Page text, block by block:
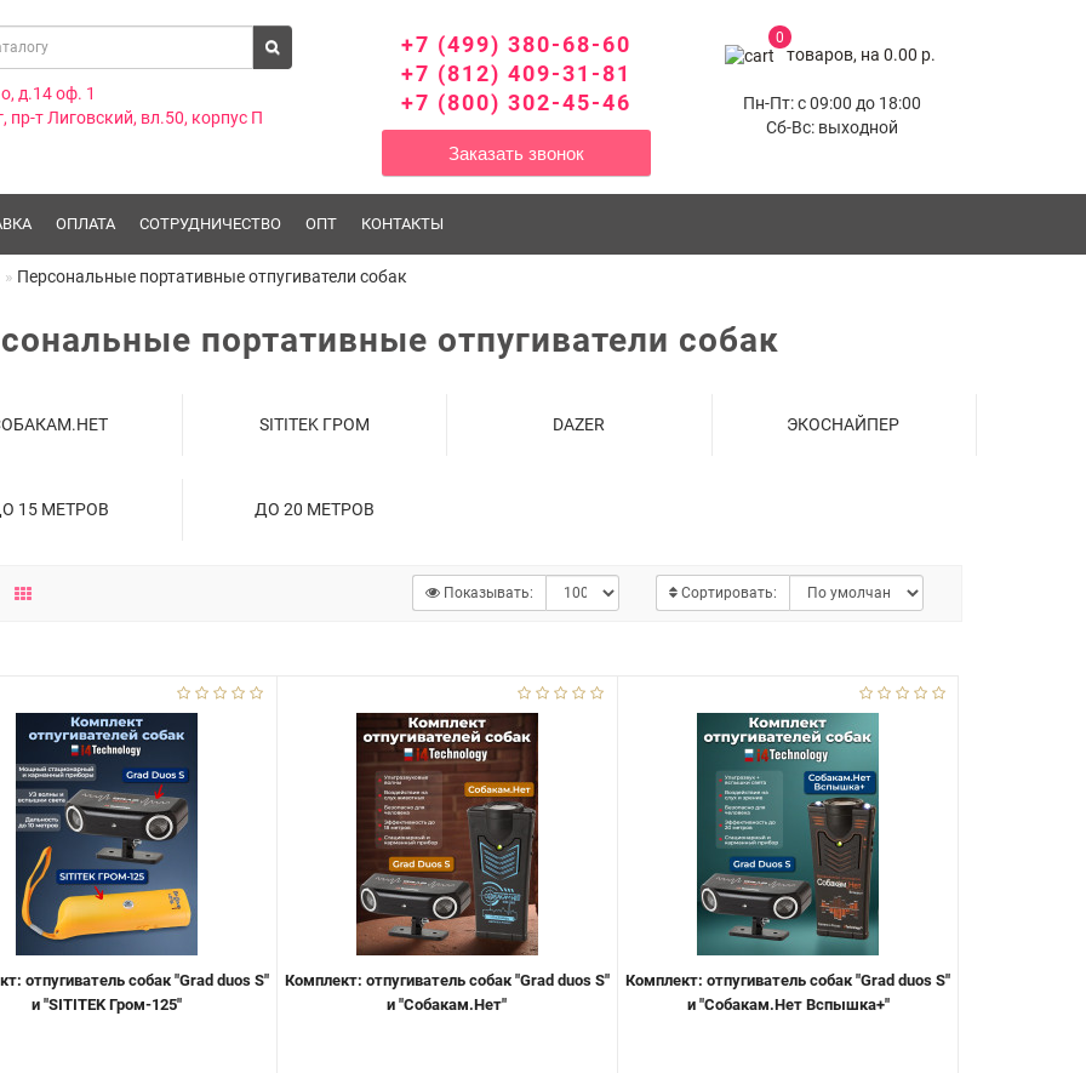
0
товаров, на 0.00 р.
Пн-Пт: с 09:00 до 18:00
Сб-Вс: выходной
д.14 оф. 1
пр-т Лиговский, вл.50, корпус П
+7 (499) 380-68-60
+7 (812) 409-31-81
+7 (800) 302-45-46
Заказать звонок
ОПЛАТА СОТРУДНИЧЕСТВО ОПТ КОНТАКТЫ
Персональные портативные отпугиватели собак
портативные отпугиватели собак
SITITEK ГРОМ DAZER ЭКОСНАЙПЕР
15 МЕТРОВ ДО 20 МЕТРОВ
Сортировать:
Показывать:
отпугиватель собак "Grad duos S"
и "SITITEK Гром-125"
Комплект: отпугиватель собак "Grad duos S"
и "Собакам.Нет"
Комплект: отпугиватель собак "Grad duos S"
и "Собакам.Нет Вспышка+"